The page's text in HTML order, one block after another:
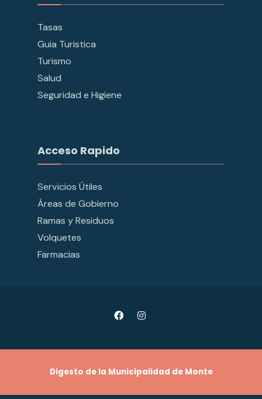
Tasas
Guia Turistica
Turismo
Salud
Seguridad e Higiene
Acceso Rapido
Servicios Útiles
Áreas de Gobierno
Ramas y Residuos
Volquetes
Farmacias
Digesto de la Municipalidad de Monte